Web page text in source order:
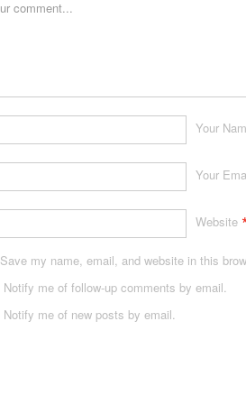
Your
Your
Website
Save my name, email, and website in this
Notify me of follow-up comments by email.
Notify me of new posts by email.